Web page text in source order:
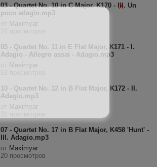
03 - Quartet No. 10 in C Major, K170 - III. Un
poco adagio.mp3
Maximyar
05 - Quartet No. 11 in E Flat Major, K171 - I.
Adagio - Allegro assai - Adagio.mp3
Maximyar
10 - Quartet No. 12 in B Flat Major, K172 - II.
Adagio.mp3
Maximyar
07 - Quartet No. 17 in B Flat Major, K458 'Hunt' -
III. Adagio.mp3
от Maximyar
20 просмотров
X